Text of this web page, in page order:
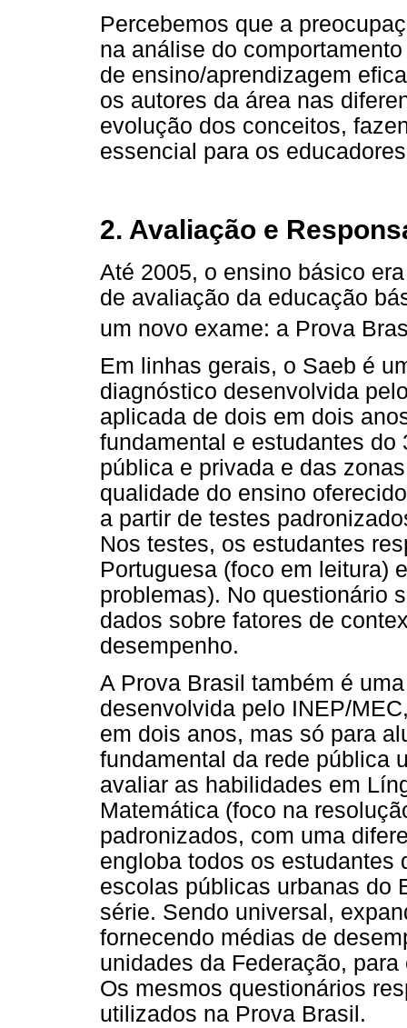
Percebemos que a
na análise do
de ensino/aprendizagem
os autores da área nas
evolução dos conceitos,
essencial para os
2. Avaliação e
Até 2005, o ensino básico
de avaliação da educação
um novo exame: a Prova
Em linhas gerais, o Saeb é
diagnóstico desenvolvida
aplicada de dois em dois
fundamental e estudantes do
pública e privada e das
qualidade do ensino
a partir de testes
Nos testes, os estudantes
Portuguesa (foco em leitura)
problemas). No questionário
dados sobre fatores de
desempenho.
A Prova Brasil também é
desenvolvida pelo INEP/
em dois anos, mas só para
fundamental da rede pública
avaliar as habilidades em
Matemática (foco na
padronizados, com uma
engloba todos os estudantes
escolas públicas urbanas do
série. Sendo universal,
fornecendo médias de
unidades da Federação,
Os mesmos questionários
utilizados na Prova Brasil.